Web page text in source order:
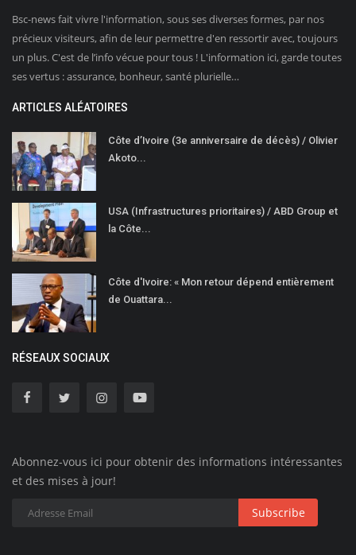
Bsc-news fait vivre l'information, sous ses diverses formes, par nos
précieux visiteurs, afin de leur permettre d'en ressortir avec, toujours
un plus. C'est de l’info vécue pour tous ! L'information ici, garde toutes
ses vertus : assurance, bonheur, santé plurielle…
ARTICLES ALÉATOIRES
Côte d’Ivoire (3e anniversaire de décès) / Olivier
Akoto...
USA (Infrastructures prioritaires) / ABD Group et
la Côte...
Côte d'Ivoire: « Mon retour dépend entièrement
de Ouattara...
RÉSEAUX SOCIAUX
Abonnez-vous ici pour obtenir des informations intéressantes
et des mises à jour!
Subscribe